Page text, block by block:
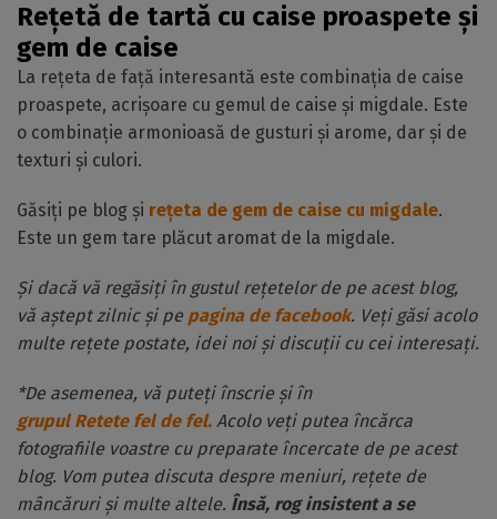
Rețetă de tartă cu caise proaspete și
gem de caise
La rețeta de față interesantă este combinația de caise
proaspete, acrișoare cu gemul de caise și migdale. Este
o combinație armonioasă de gusturi și arome, dar și de
texturi și culori.
Găsiți pe blog și rețeta de gem de caise cu migdale.
Este un gem tare plăcut aromat de la migdale.
Și dacă vă regăsiți în gustul rețetelor de pe acest blog,
vă aștept zilnic și pe pagina de facebook. Veți găsi acolo
multe rețete postate, idei noi și discuții cu cei interesați.
*De asemenea, vă puteți înscrie și în
grupul Retete fel de fel. Acolo veți putea încărca
fotografiile voastre cu preparate încercate de pe acest
blog. Vom putea discuta despre meniuri, rețete de
mâncăruri și multe altele. Însă, rog insistent a se